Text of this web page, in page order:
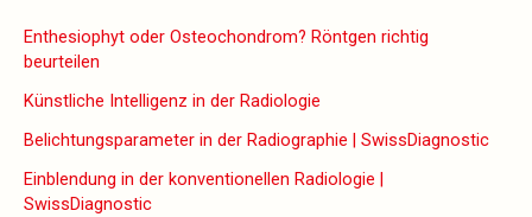
Enthesiophyt oder Osteochondrom? Röntgen richtig
beurteilen
Künstliche Intelligenz in der Radiologie
Belichtungsparameter in der Radiographie | SwissDiagnostic
Einblendung in der konventionellen Radiologie |
SwissDiagnostic